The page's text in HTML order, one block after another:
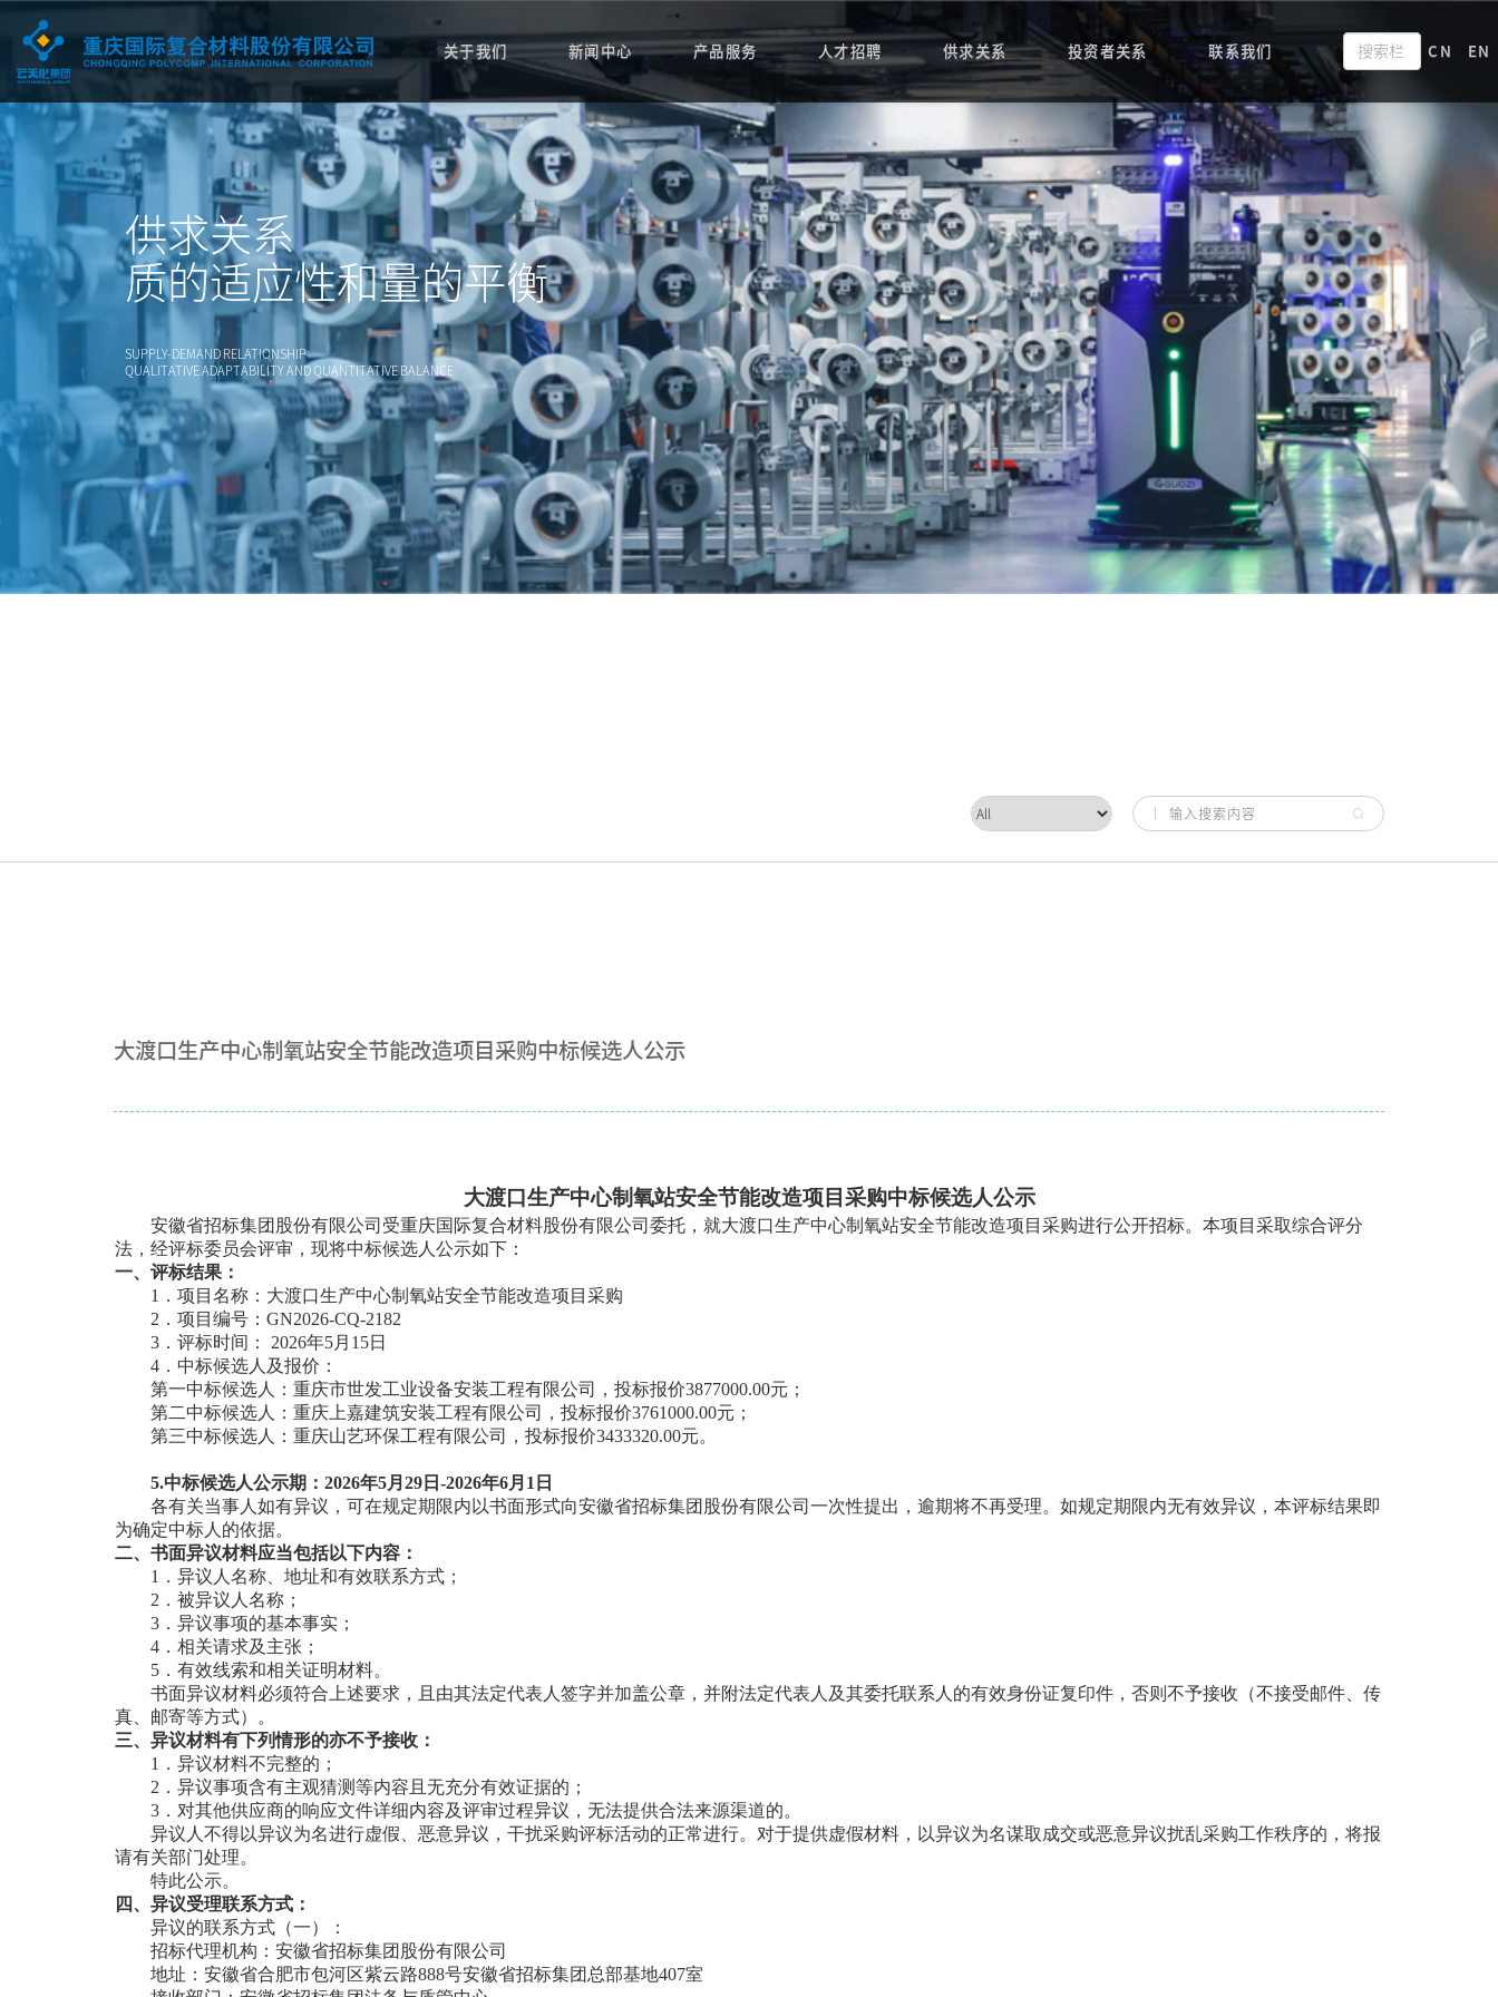
关于我们 新闻中心 产品服务 人才招聘 供求关系 投资者关系 联系我们 CN EN
供求关系
质的适应性和量的平衡
SUPPLY-DEMAND RELATIONSHIP
QUALITATIVE ADAPTABILITY AND QUANTITATIVE BALANCE
大渡口生产中心制氧站安全节能改造项目采购中标候选人公示
大渡口生产中心制氧站安全节能改造项目采购中标候选人公示
安徽省招标集团股份有限公司受重庆国际复合材料股份有限公司委托，就大渡口生产中心制氧站安全节能改造项目采购进行公开招标。本项目采取综合评分
法，经评标委员会评审，现将中标候选人公示如下：
一、评标结果：
1 ．项目名称：大渡口生产中心制氧站安全节能改造项目采购
2 ．项目编号： GN2026-CQ-2182
3 ．评标时间：
2026年5月15日
4 ．中标候选人及报价：
第一中标候选人：重庆市世发工业设备安装工程有限公司，投标报价3877000.00元；
第二中标候选人：重庆上嘉建筑安装工程有限公司，投标报价3761000.00元；
第三中标候选人：重庆山艺环保工程有限公司，投标报价3433320.00元。
5.中标候选人公示期： 2026年5月29日-2026年6月1日
各有关当事人如有异议，可在规定期限内以书面形式向安徽省招标集团股份有限公司一次性提出，逾期将不再受理。如规定期限内无有效异议，本评标结果即
为确定中标人的依据。
二、书面异议材料应当包括以下内容：
1 ．异议人名称、地址和有效联系方式；
2 ．被异议人名称；
3 ．异议事项的基本事实；
4 ．相关请求及主张；
5 ．有效线索和相关证明材料。
书面异议材料必须符合上述要求，且由其法定代表人签字并加盖公章，并附法定代表人及其委托联系人的有效身份证复印件，否则不予接收（不接受邮件、传
真、邮寄等方式）。
三、异议材料有下列情形的亦不予接收：
1 ．异议材料不完整的；
2 ．异议事项含有主观猜测等内容且无充分有效证据的；
3 ．对其他供应商的响应文件详细内容及评审过程异议，无法提供合法来源渠道的。
异议人不得以异议为名进行虚假、恶意异议，干扰采购评标活动的正常进行。对于提供虚假材料，以异议为名谋取成交或恶意异议扰乱采购工作秩序的，将报
请有关部门处理。
特此公示。
四、异议受理联系方式 ：
异议的联系方式（一）：
招标代理机构：安徽省招标集团股份有限公司
地址：安徽省合肥市包河区紫云路888号安徽省招标集团总部基地407室